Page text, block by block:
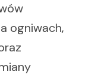
ogniwach,